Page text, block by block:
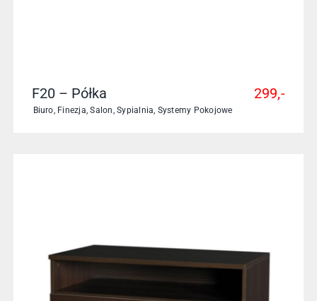
F20 – Półka
Biuro Finezja ,Salon ,Sypialnia Systemy Pokojowe
299,-